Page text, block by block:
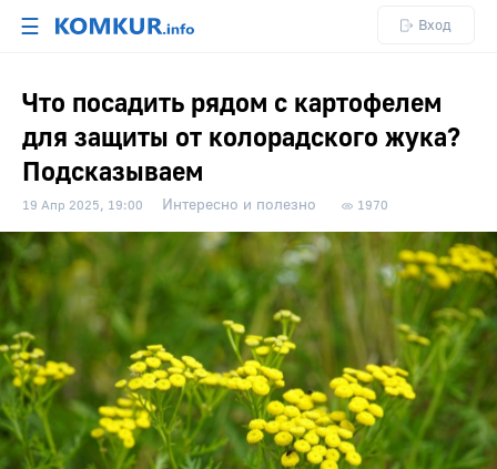
☰ Вход
Что посадить рядом с картофелем
для защиты от колорадского жука?
Подсказываем
19 Апр 2025, 19:00 Интересно и полезно 1970